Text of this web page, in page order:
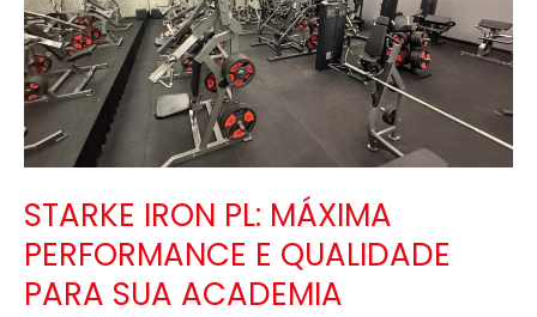
STARKE IRON PL: MÁXIMA
PERFORMANCE E QUALIDADE
PARA SUA ACADEMIA
MÁXIMA
PERFORMANCE
E
QUALIDADE
PARA
ACADEMIA